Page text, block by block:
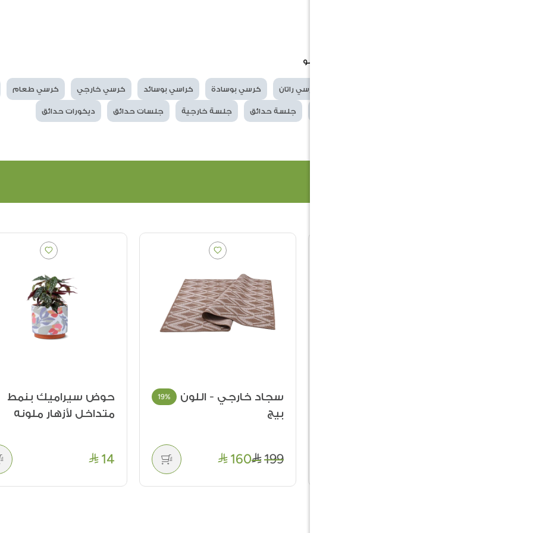
.وصف:كرسي من الراتان الصناعي والبامبو
كرسي راتان كرسي بوسادة كراسي بوسائد كرسي خارجي كرسي طعام
جلسة حدائق جلسة خارجية جلسات حدائق ديكورات حدائق
سجاد خارجي - اللون
بيج
19%
199
160
حوض سيراميك بنمط
متداخل لأزهار ملونه
14